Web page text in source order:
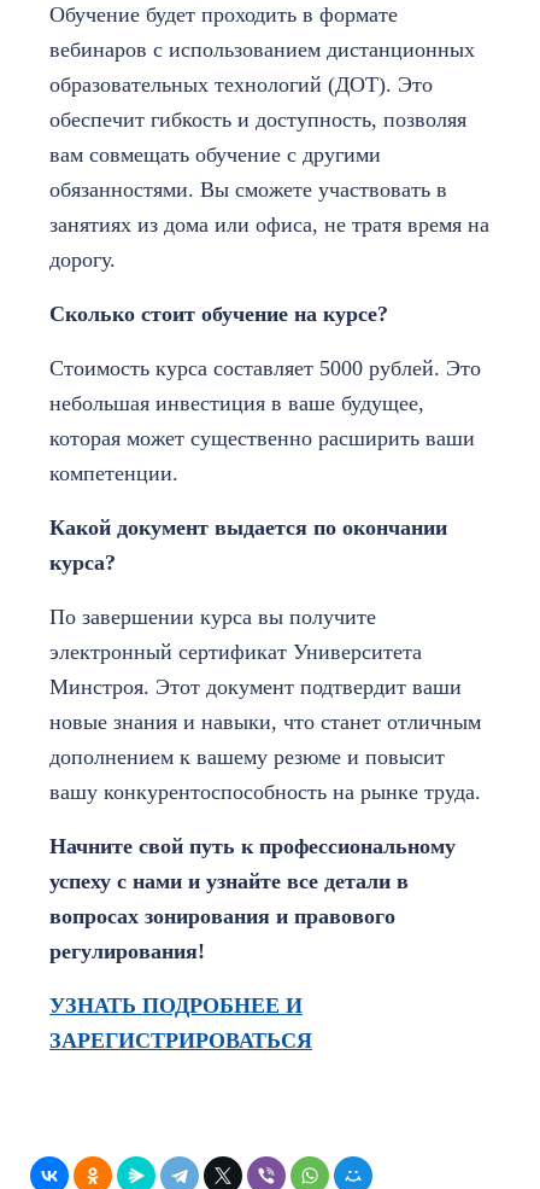
Обучение будет проходить в формате
вебинаров с использованием дистанционных
образовательных технологий (ДОТ). Это
обеспечит гибкость и доступность, позволяя
вам совмещать обучение с другими
обязанностями. Вы сможете участвовать в
занятиях из дома или офиса, не тратя время на
дорогу.
Сколько стоит обучение на курсе?
Стоимость курса составляет 5000 рублей. Это
небольшая инвестиция в ваше будущее,
которая может существенно расширить ваши
компетенции.
Какой документ выдается по окончании
курса?
По завершении курса вы получите
электронный сертификат Университета
Минстроя. Этот документ подтвердит ваши
новые знания и навыки, что станет отличным
дополнением к вашему резюме и повысит
вашу конкурентоспособность на рынке труда.
Начните свой путь к профессиональному
успеху с нами и узнайте все детали в
вопросах зонирования и правового
регулирования!
УЗНАТЬ ПОДРОБНЕЕ И
ЗАРЕГИСТРИРОВАТЬСЯ